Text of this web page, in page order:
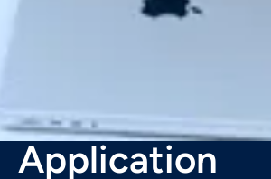
Application